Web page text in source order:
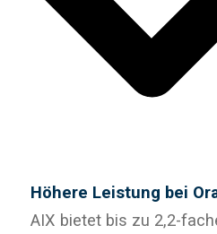
Höhere Leistung bei
AIX bietet bis zu 2,2-